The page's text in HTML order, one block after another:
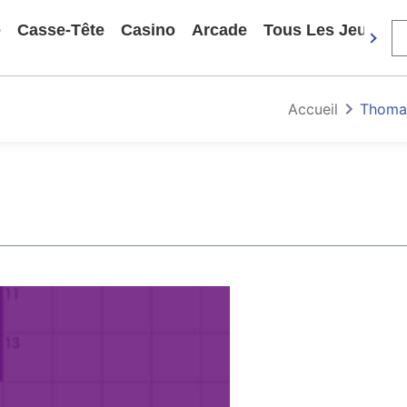
Casse-Tête Casino Arcade Tous Les Jeux
Accueil